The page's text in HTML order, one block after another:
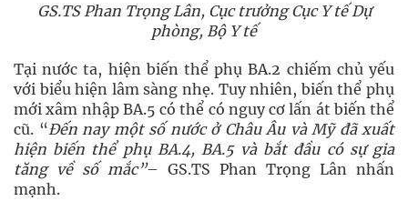
GS.TS Phan Trọng Lân, Cục trưởng Cục Y tế Dự
phòng, Bộ Y tế
Tại nước ta, hiện biến thể phụ BA.2 chiếm chủ yếu
với biểu hiện lâm sàng nhẹ. Tuy nhiên, biến thể phụ
mới xâm nhập BA.5 có thể có nguy cơ lấn át biến thể
cũ. “Đến nay một số nước ở Châu Âu và Mỹ đã xuất
hiện biến thể phụ BA.4, BA.5 và bắt đầu có sự gia
tăng về số mắc”– GS.TS Phan Trọng Lân nhấn
mạnh.